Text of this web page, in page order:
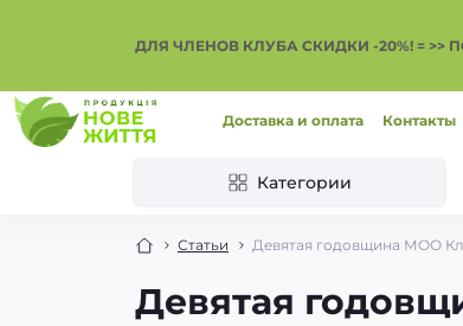
ДЛЯ ЧЛЕНОВ КЛУБА СКИДКИ -20%! = >>
Доставка и оплата Контакты
Категории
Статьи Девятая годовщина МОО
Девятая